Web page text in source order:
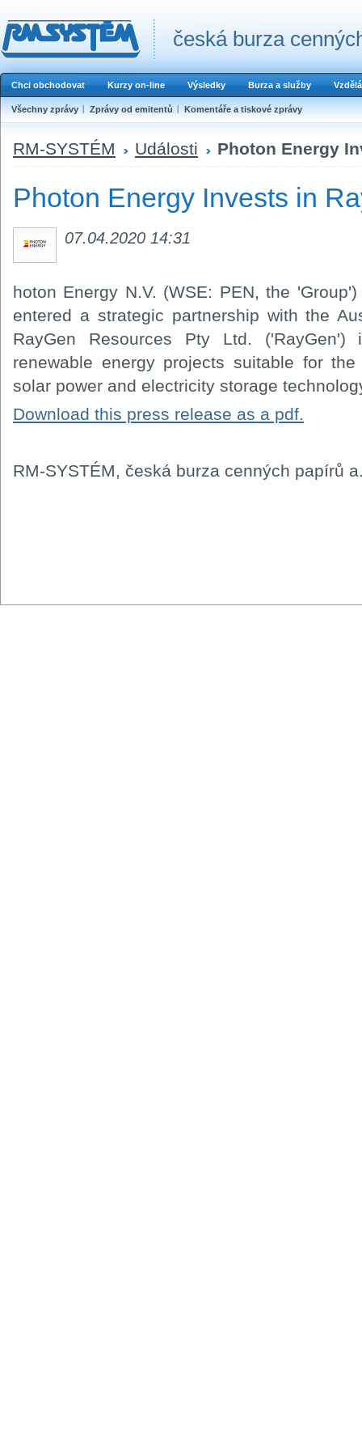
česká burza
Chci obchodovat Kurzy on-line Výsledky Burza a služby
Všechny zprávy Zprávy od emitentů Komentáře a tiskové zprávy
RM-SYSTÉM Události Photon Energy
Photon Energy Invests in
07.04.2020 14:31
hoton Energy N.V. (WSE: PEN, the
entered a strategic partnership with the
RayGen Resources Pty Ltd.
renewable energy projects suitable for
solar power and electricity storage
Download this press release as a pdf.
RM-SYSTÉM, česká burza cenných papírů